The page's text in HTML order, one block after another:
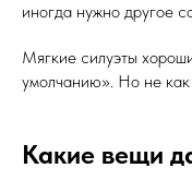
иногда нужно другое
Мягкие силуэты
умолчанию». Но не как
Какие вещи